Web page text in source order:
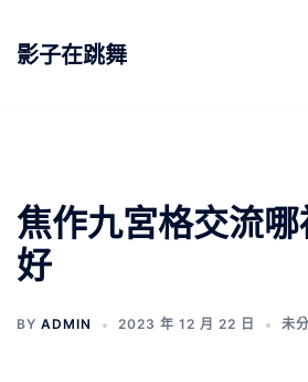
影子在跳舞
焦作九宮格交流
好
BY ADMIN 2023 年 12 月 22 日 未